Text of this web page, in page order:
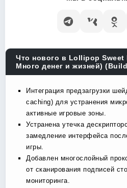
Что нового в Lollipop
Много денег и жизней)
Интеграция предзагрузки
caching) для устранения
активные игровые зоны.
Устранена утечка
замедление интерфейса
игры.
Добавлен многослойный
от сканирования подписей
мониторинга.